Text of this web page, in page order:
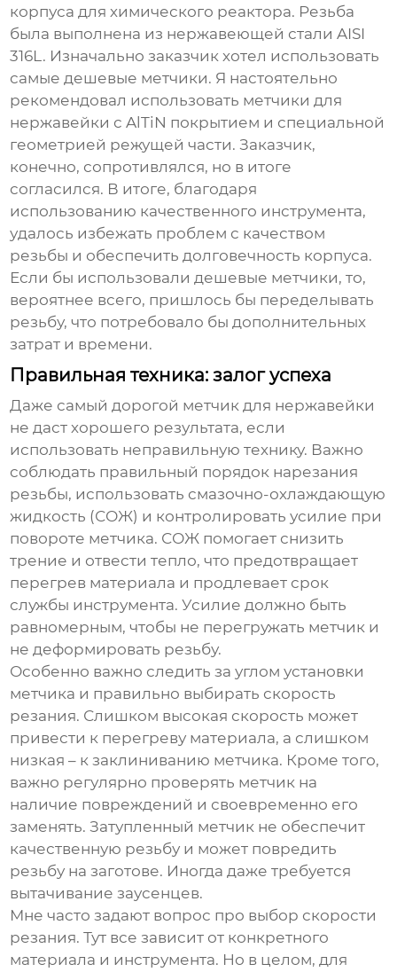
корпуса для химического реактора. Резьба
была выполнена из нержавеющей стали AISI
316L. Изначально заказчик хотел использовать
самые дешевые метчики. Я настоятельно
рекомендовал использовать метчики для
нержавейки с AlTiN покрытием и специальной
геометрией режущей части. Заказчик,
конечно, сопротивлялся, но в итоге
согласился. В итоге, благодаря
использованию качественного инструмента,
удалось избежать проблем с качеством
резьбы и обеспечить долговечность корпуса.
Если бы использовали дешевые метчики, то,
вероятнее всего, пришлось бы переделывать
резьбу, что потребовало бы дополнительных
затрат и времени.
Правильная техника: залог успеха
Даже самый дорогой метчик для нержавейки
не даст хорошего результата, если
использовать неправильную технику. Важно
соблюдать правильный порядок нарезания
резьбы, использовать смазочно-охлаждающую
жидкость (СОЖ) и контролировать усилие при
повороте метчика. СОЖ помогает снизить
трение и отвести тепло, что предотвращает
перегрев материала и продлевает срок
службы инструмента. Усилие должно быть
равномерным, чтобы не перегружать метчик и
не деформировать резьбу.
Особенно важно следить за углом установки
метчика и правильно выбирать скорость
резания. Слишком высокая скорость может
привести к перегреву материала, а слишком
низкая – к заклиниванию метчика. Кроме того,
важно регулярно проверять метчик на
наличие повреждений и своевременно его
заменять. Затупленный метчик не обеспечит
качественную резьбу и может повредить
резьбу на заготове. Иногда даже требуется
вытачивание заусенцев.
Мне часто задают вопрос про выбор скорости
резания. Тут все зависит от конкретного
материала и инструмента. Но в целом, для